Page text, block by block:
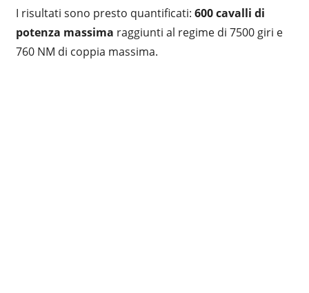
I risultati sono presto quantificati: 600 cavalli di
potenza massima raggiunti al regime di 7500 giri e
760 NM di coppia massima.